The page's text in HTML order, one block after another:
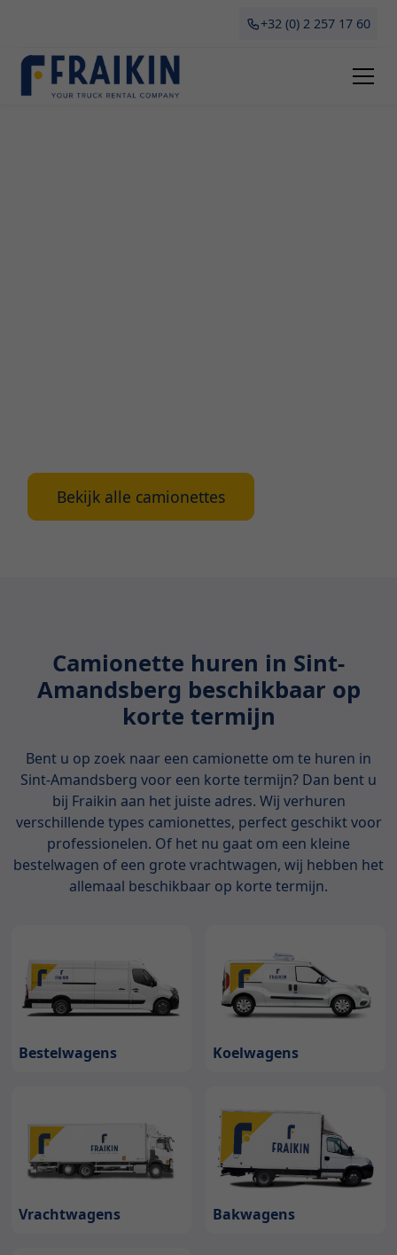
+32 (0) 2 257 17 60
Bekijk alle camionettes
Camionette huren in Sint-
Amandsberg beschikbaar op
korte termijn
Bent u op zoek naar een camionette om te huren in
Sint-Amandsberg voor een korte termijn? Dan bent u
bij Fraikin aan het juiste adres. Wij verhuren
verschillende types camionettes, perfect geschikt voor
professionelen. Of het nu gaat om een kleine
bestelwagen of een grote vrachtwagen, wij hebben het
allemaal beschikbaar op korte termijn.
Bestelwagens Koelwagens
Vrachtwagens Bakwagens